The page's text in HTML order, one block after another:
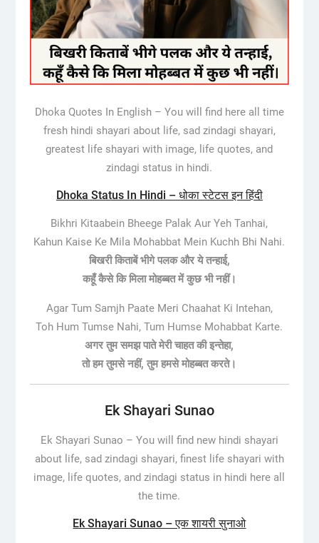
Dhoka Quotes In English – You will find here all time
fresh hindi shayari about life, sad zindagi shayari,
greatest life shayari with image, life quotes, and
zindagi status in hindi.
Dhoka Status In Hindi – धोका स्टेटस इन हिंदी
Bikhri Kitaabein Bheege Palak Aur Yeh Tanhai,
Kahun Kaise Ke Mila Mohabbat Mein Kuchh Bhi Nahi.
बिखरी किताबें भीगे पलक और ये तन्हाई,
कहूँ कैसे कि मिला मोहब्बत में कुछ भी नहीं।
Agar Tum Samjh Paate Meri Chaahat Ki Intehan,
Toh Hum Tumse Nahi, Tum Humse Mohabbat Karte.
अगर तुम समझ पाते मेरी चाहत की इन्तेहा,
तो हम तुमसे नहीं, तुम हमसे मोहब्बत करते।
Ek Shayari Sunao
Ek Shayari Sunao – You will find new hindi shayari
about life, sad zindagi shayari, finest life shayari with
image, life quotes, and zindagi status in hindi here all
the time.
Ek Shayari Sunao – एक शायरी सुनाओ